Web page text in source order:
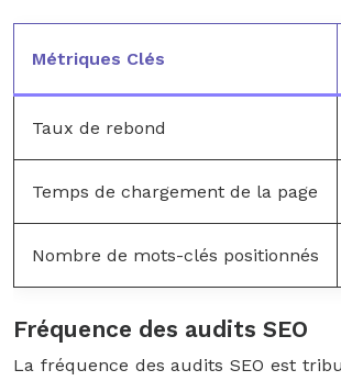
Métriques Clés
Taux de rebond
Temps de chargement de la page
Nombre de mots-clés positionnés
Fréquence des audits SEO
La fréquence des audits SEO est